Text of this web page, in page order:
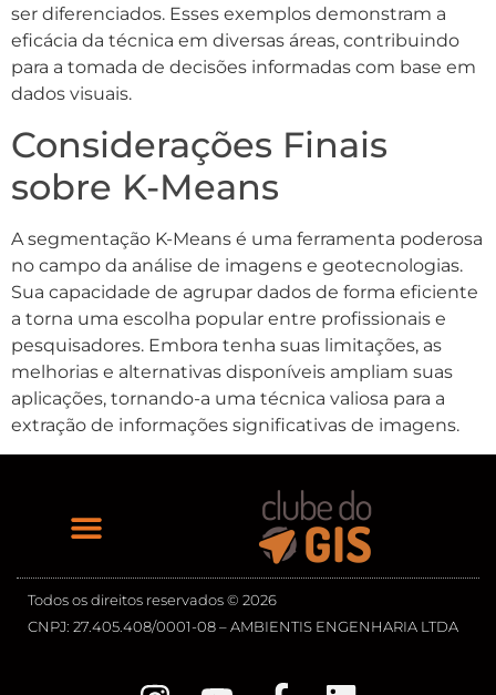
ser diferenciados. Esses exemplos demonstram a
eficácia da técnica em diversas áreas, contribuindo
para a tomada de decisões informadas com base em
dados visuais.
Considerações Finais
sobre K-Means
A segmentação K-Means é uma ferramenta poderosa
no campo da análise de imagens e geotecnologias.
Sua capacidade de agrupar dados de forma eficiente
a torna uma escolha popular entre profissionais e
pesquisadores. Embora tenha suas limitações, as
melhorias e alternativas disponíveis ampliam suas
aplicações, tornando-a uma técnica valiosa para a
extração de informações significativas de imagens.
Todos os direitos reservados © 2026
CNPJ: 27.405.408/0001-08 – AMBIENTIS ENGENHARIA LTDA